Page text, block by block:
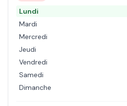
Lundi
Mardi
Mercredi
Jeudi
Vendredi
Samedi
Dimanche